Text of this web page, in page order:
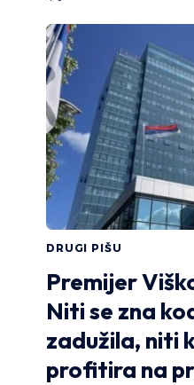
DRUGI PIŠU
Premijer
Niti se zna
zadužila, niti
profitira na